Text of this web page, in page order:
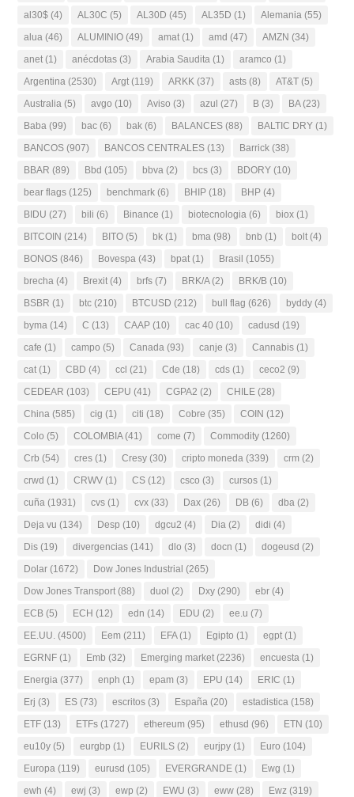
al30$ (4) AL30C (5) AL30D (45) AL35D (1) Alemania (55)
alua (46) ALUMINIO (49) amat (1) amd (47) AMZN (34)
anet (1) anécdotas (3) Arabia Saudita (1) aramco (1)
Argentina (2530) Argt (119) ARKK (37) asts (8) AT&T (5)
Australia (5) avgo (10) Aviso (3) azul (27) B (3) BA(23)
Baba (99) bac (6) bak (6) BALANCES (88) BALTIC DRY (1)
BANCOS (907) BANCOS CENTRALES (13) Barrick (38)
BBAR (89) Bbd (105) bbva (2) bcs (3) BDORY (10)
bear flags (125) benchmark (6) BHIP (18) BHP (4)
BIDU (27) bili (6) Binance (1) biotecnologia (6) biox (1)
BITCOIN (214) BITO (5) bk (1) bma (98) bnb (1) bolt (4)
BONOS (846) Bovespa (43) bpat (1) Brasil (1055)
brecha (4) Brexit (4) brfs (7) BRK/A(2) BRK/B (10)
BSBR (1) btc (210) BTCUSD (212) bull flag (626) byddy (4)
byma (14) C (13) CAAP (10) cac 40 (10) cadusd (19)
cafe (1) campo (5) Canada (93) canje (3) Cannabis (1)
cat (1) CBD (4) ccl (21) Cde (18) cds (1) ceco2 (9)
CEDEAR (103) CEPU (41) CGPA2 (2) CHILE (28)
China (585) cig (1) citi (18) Cobre (35) COIN (12)
Colo (5) COLOMBIA(41) come (7) Commodity (1260)
Crb (54) cres (1) Cresy (30) cripto moneda (339) crm (2)
crwd (1) CRWV (1) CS (12) csco (3) cursos (1)
cuña (1931) cvs (1) cvx (33) Dax (26) DB (6) dba (2)
Deja vu (134) Desp (10) dgcu2 (4) Dia (2) didi (4)
Dis (19) divergencias (141) dlo (3) docn (1) dogeusd (2)
Dolar (1672) Dow Jones Industrial (265)
Dow Jones Transport (88) duol (2) Dxy (290) ebr (4)
ECB (5) ECH (12) edn (14) EDU (2) ee.u (7)
EE.UU. (4500) Eem (211) EFA(1) Egipto (1) egpt (1)
EGRNF (1) Emb (32) Emerging market (2236) encuesta (1)
Energia (377) enph (1) epam (3) EPU (14) ERIC (1)
Erj (3) ES (73) escritos (3) España (20) estadistica (158)
ETF (13) ETFs (1727) ethereum (95) ethusd (96) ETN (10)
eu10y (5) eurgbp (1) EURILS (2) eurjpy (1) Euro (104)
Europa (119) eurusd (105) EVERGRANDE (1) Ewg (1)
ewh (4) ewj (3) ewp (2) EWU (3) eww (28) Ewz (319)